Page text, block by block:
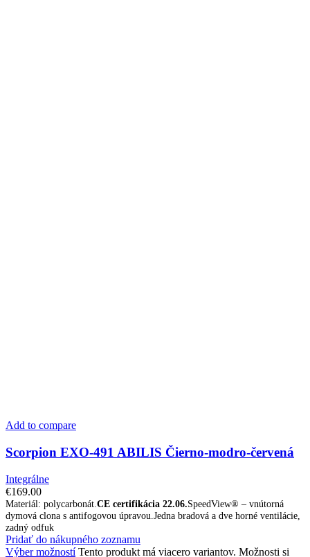
Add to compare
Scorpion EXO-491 ABILIS Čierno-modro-červená
Integrálne
€169.00
Materiál: polycarbonát. CE certifikácia 22.06.SpeedView® – vnútorná
dymová clona s antifogovou úpravou.Jedna bradová a dve horné ventilácie,
zadný odfuk
Pridať do nákupného zoznamu
Výber možností Tento produkt má viacero variantov. Možnosti si